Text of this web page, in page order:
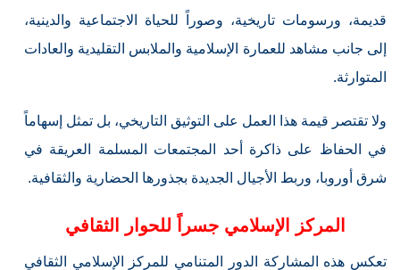
قديمة، ورسومات تاريخية، وصوراً للحياة الاجتماعية والدينية،
إلى جانب مشاهد للعمارة الإسلامية والملابس التقليدية والعادات
المتوارثة.
ولا تقتصر قيمة هذا العمل على التوثيق التاريخي، بل تمثل إسهاماً
في الحفاظ على ذاكرة أحد المجتمعات المسلمة العريقة في
شرق أوروبا، وربط الأجيال الجديدة بجذورها الحضارية والثقافية.
المركز الإسلامي جسراً للحوار الثقافي
تعكس هذه المشاركة الدور المتنامي للمركز الإسلامي الثقافي